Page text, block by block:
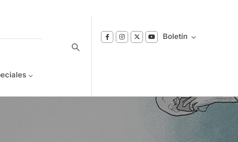
Boletín
Suscríbase a nuestro boletín